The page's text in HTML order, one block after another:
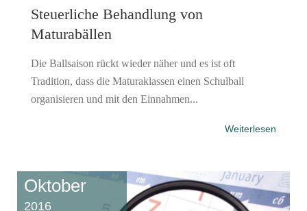
Steuerliche Behandlung von
Maturabällen
Die Ballsaison rückt wieder näher und es ist oft
Tradition, dass die Maturaklassen einen Schulball
organisieren und mit den Einnahmen...
Weiterlesen
Oktober
2016